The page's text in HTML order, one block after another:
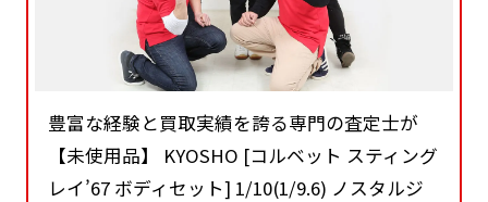
豊富な経験と買取実績を誇る専門の査定士が
【未使用品】 KYOSHO [コルベット スティング
レイ’67 ボディセット] 1/10(1/9.6) ノスタルジ